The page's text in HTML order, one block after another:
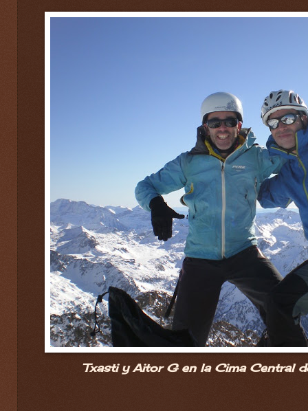
Txasti y Aitor G en la Cima Central